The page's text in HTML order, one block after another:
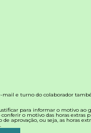
e turno do colaborador
para informar o motivo ao
o motivo das horas extras
aprovação, ou seja, as horas